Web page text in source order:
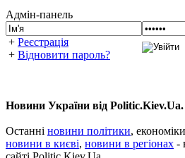
Адмін-панель
+ Реєстрація
+ Відновити пароль?
Новини України від Politic.Kiev.Ua.
Останні новини політики,
новини в києві, новини в регіонах -